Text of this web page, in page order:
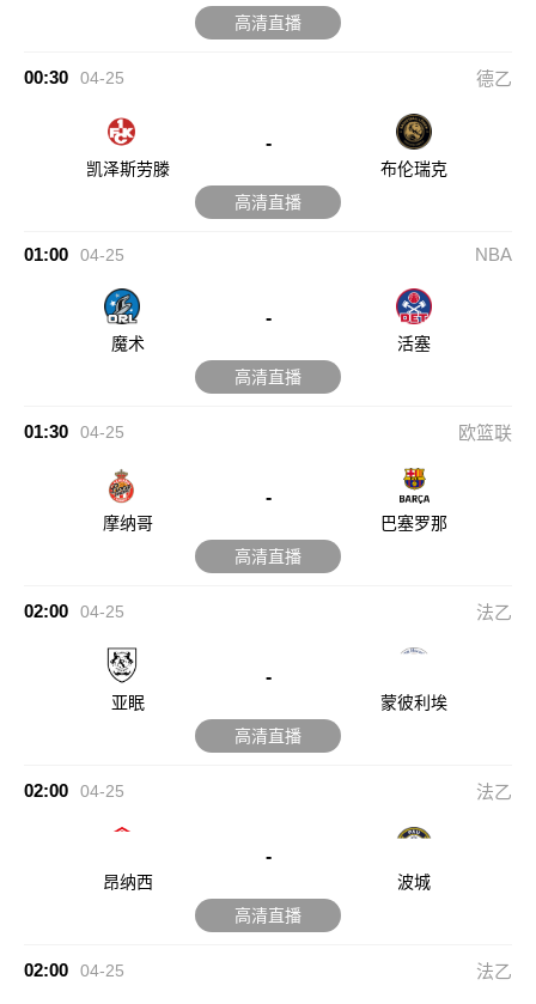
高清直播
00:30 04-25 德乙
凯泽斯劳滕
-
布伦瑞克
高清直播
01:00 04-25 NBA
魔术
-
活塞
高清直播
01:30 04-25 欧篮联
摩纳哥
-
巴塞罗那
高清直播
02:00 04-25 法乙
亚眠
-
蒙彼利埃
高清直播
02:00 04-25 法乙
昂纳西
-
波城
高清直播
02:00 04-25 法乙